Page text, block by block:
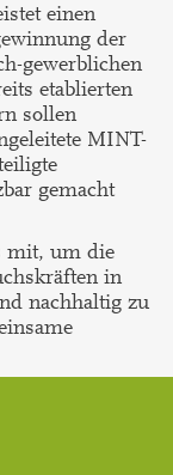
einen
der
gewerblichen
etablierten
sollen
MINT-
gemacht
mit, um die
in
nachhaltig zu